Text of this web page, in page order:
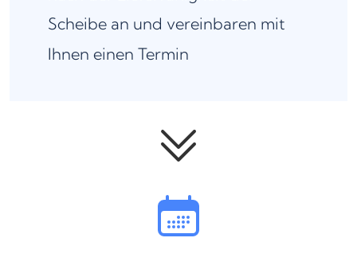
Scheibe an und vereinbaren mit
Ihnen einen Termin